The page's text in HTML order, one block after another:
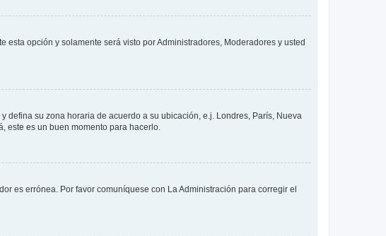
esta opción y solamente será visto por Administradores, Moderadores y usted
su zona horaria de acuerdo a su ubicación, e.j. Londres, París, Nueva
este es un buen momento para hacerlo.
es errónea. Por favor comuníquese con La Administración para corregir el